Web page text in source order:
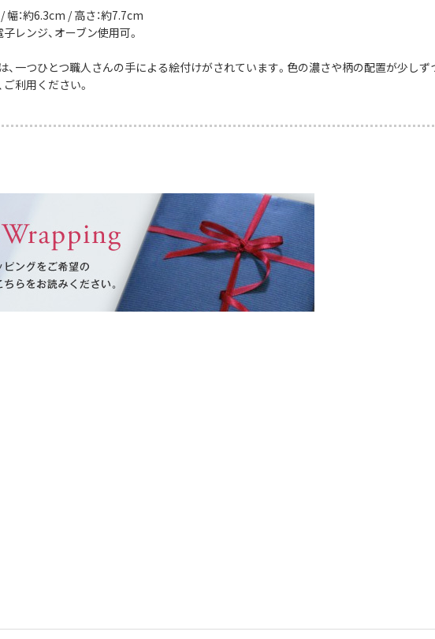
：約6.3cm / 高さ：約7.7cm
レンジ、オーブン使用可。
、一つひとつ職人さんの手による絵付けがされています。色の濃さや柄の配置が少し
利用ください。